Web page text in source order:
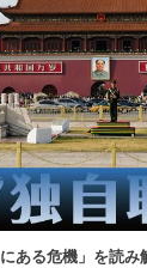
にある危機」を読